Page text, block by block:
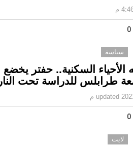
0
سياسة
الأحياء السكنية.. حفتر يخضع
طرابلس للدراسة تحت النار
updated م
0
لايت